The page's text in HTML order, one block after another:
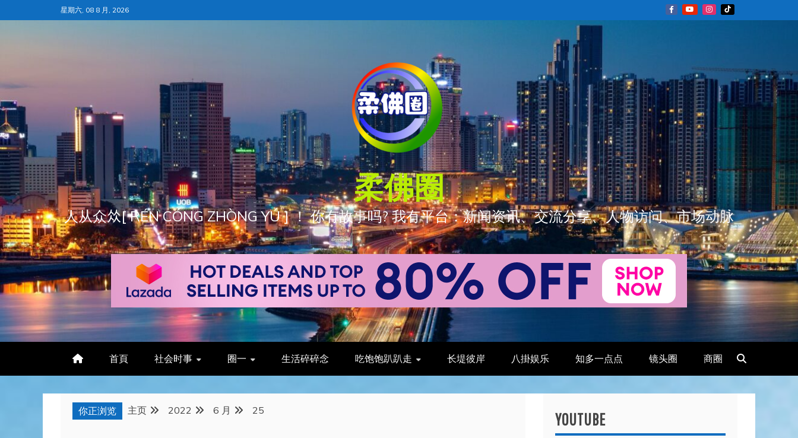
至
星期六, 08 8 月, 2026
柔佛圈
人从众𠈌[ RÉN CÓNG ZHÒNG YÚ ] ！ 你有故事吗? 我有平台：新闻资讯、交流分享、人物访问、市场动脉
首頁 社会时事 圈一 生活碎碎念 吃饱饱趴趴走 长堤彼岸 八掛娱乐 知多一点点 镜头圈 商圈
你正浏览 主页 2022 6 月 25 YOUTUBE